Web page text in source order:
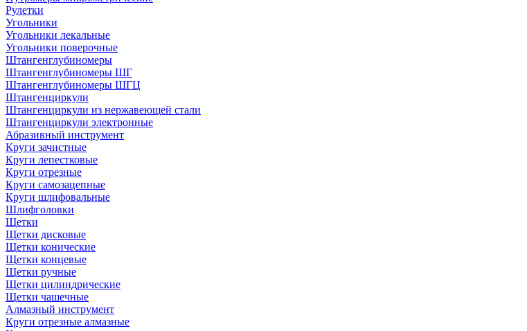
Рулетки
Угольники
Угольники лекальные
Угольники поверочные
Штангенглубиномеры
Штангенглубиномеры ШГ
Штангенглубиномеры ШГЦ
Штангенциркули
Штангенциркули из нержавеющей стали
Штангенциркули электронные
Абразивный инструмент
Круги зачистные
Круги лепестковые
Круги отрезные
Круги самозацепные
Круги шлифовальные
Шлифголовки
Щетки
Щетки дисковые
Щетки конические
Щетки концевые
Щетки ручные
Щетки цилиндрические
Щетки чашечные
Алмазный инструмент
Круги отрезные алмазные